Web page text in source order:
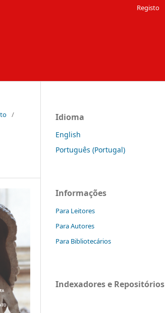
Registo
/
Idioma
English
Português (Portugal)
Informações
Para Leitores
Para Autores
Para Bibliotecários
Indexadores e Repositórios